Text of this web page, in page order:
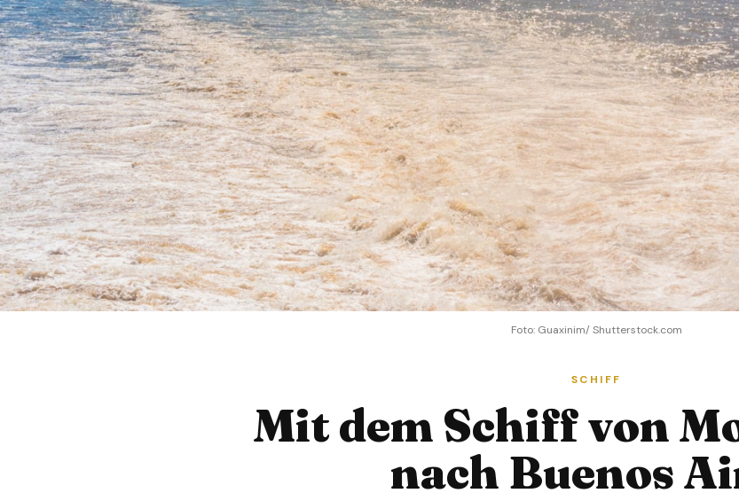
Foto: Guaxinim/ Shutterstock.com
SCHIFF
Mit dem Schiff von
nach Buenos